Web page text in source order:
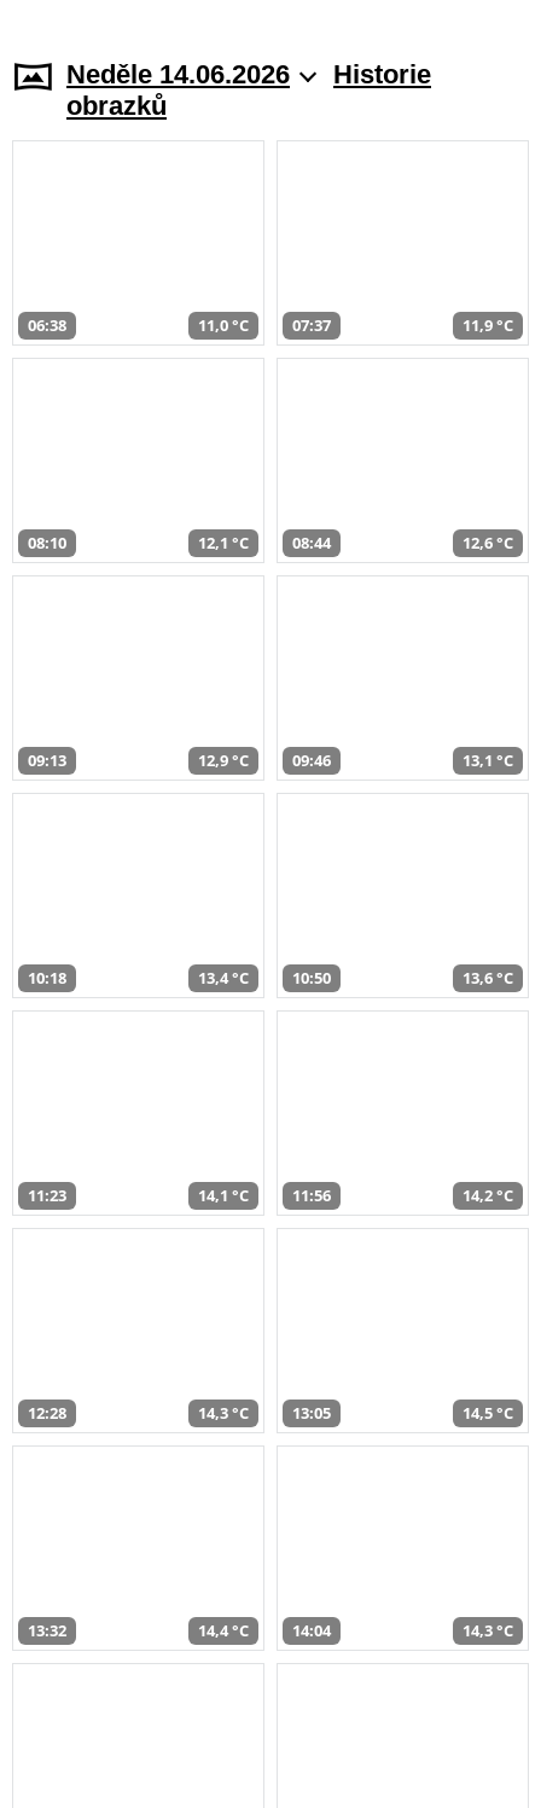
Neděle 14.06.2026
Historie
obrazků
06:38 11,0 °C 07:37 11,9 °C
08:10 12,1 °C 08:44 12,6 °C
09:13 12,9 °C 09:46 13,1 °C
10:18 13,4 °C 10:50 13,6 °C
11:23 14,1 °C 11:56 14,2 °C
12:28 14,3 °C 13:05 14,5 °C
13:32 14,4 °C 14:04 14,3 °C